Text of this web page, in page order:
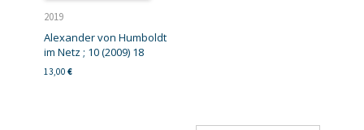
2019
Alexander von Humboldt
im Netz ; 10 (2009) 18
13,00 €